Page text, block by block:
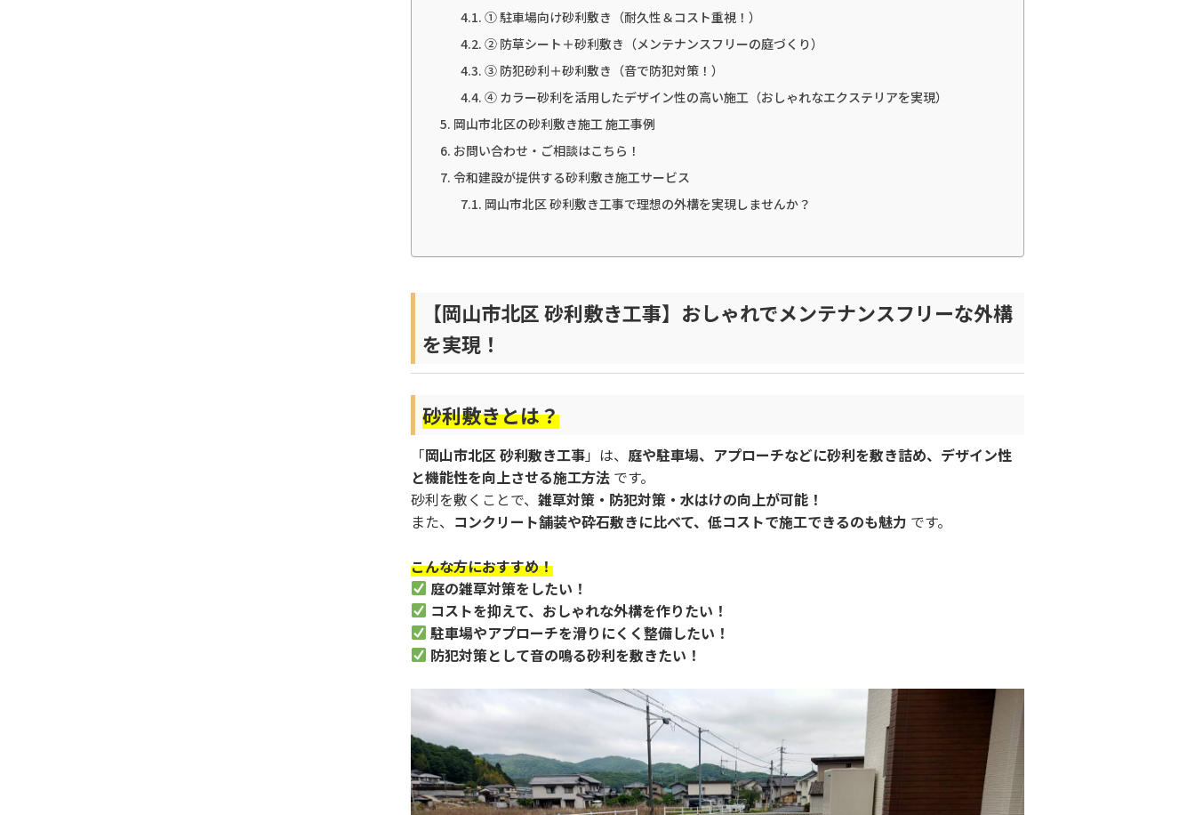
① 駐車場向け砂利敷き（耐久性＆コスト重視！）
② 防草シート＋砂利敷き（メンテナンスフリーの庭づくり）
③ 防犯砂利＋砂利敷き（音で防犯対策！）
④ カラー砂利を活用したデザイン性の高い施工（おしゃれなエクステリアを実現）
岡山市北区の砂利敷き施工 施工事例
お問い合わせ・ご相談はこちら！
令和建設が提供する砂利敷き施工サービス
岡山市北区 砂利敷き工事で理想の外構を実現しませんか？
【岡山市北区 砂利敷き工事】おしゃれでメンテナンスフリーな外構
を実現！
砂利敷きとは？
「岡山市北区 砂利敷き工事」は、 庭や駐車場、アプローチなどに砂利を敷き詰め、デザイン性
と機能性を向上させる施工方法 です。
砂利を敷くことで、 雑草対策・防犯対策・水はけの向上が可能！
また、 コンクリート舗装や砕石敷きに比べて、低コストで施工できるのも魅力 です。
こんな方におすすめ！
庭の雑草対策をしたい！
コストを抑えて、おしゃれな外構を作りたい！
駐車場やアプローチを滑りにくく整備したい！
防犯対策として音の鳴る砂利を敷きたい！